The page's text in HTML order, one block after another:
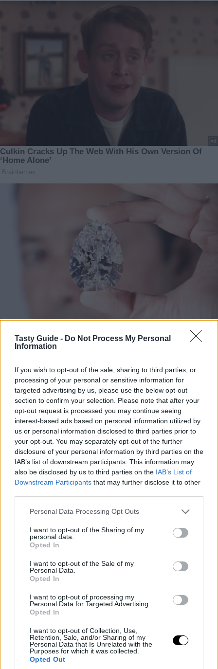
Tasty Guide - Do Not Process My Personal
Information
If you wish to opt-out of the sale, sharing to third parties, or
processing of your personal or sensitive information for
targeted advertising by us, please use the below opt-out
section to confirm your selection. Please note that after your
opt-out request is processed you may continue seeing
interest-based ads based on personal information utilized by
us or personal information disclosed to third parties prior to
your opt-out. You may separately opt-out of the further
disclosure of your personal information by third parties on the
IAB’s list of downstream participants. This information may
also be disclosed by us to third parties on the IAB’s List of
Downstream Participants that may further disclose it to other
Please note that this website/app uses one or more Google
not limited to your visit or usage behaviour. You may click to
grant or deny consent to Google and its third-party tags to
use your data for below specified purposes in below Google
consent section.
Personal Data Processing Opt Outs
I want to opt-out of the Sharing of my
personal data.
Opted In
I want to opt-out of the Sale of my
Personal Data.
Opted In
I want to opt-out of processing my
Personal Data for Targeted Advertising.
Opted In
I want to opt-out of Collection, Use,
Retention, Sale, and/or Sharing of my
Personal Data that Is Unrelated with the
Purposes for which it was collected.
Opted Out